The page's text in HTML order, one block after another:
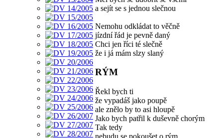
a sejít se s jednou slečnou
Nemohu odkládat to věčně
jízdní řád je pevně daný
Chci jen říci té slečně
že i já mám slzy slaný
RÝM
Řekl bych ti
že vypadáš jako poupě
ale znělo by to asi hloupě
Jako bych patřil k duševně chorým
Tak tedy